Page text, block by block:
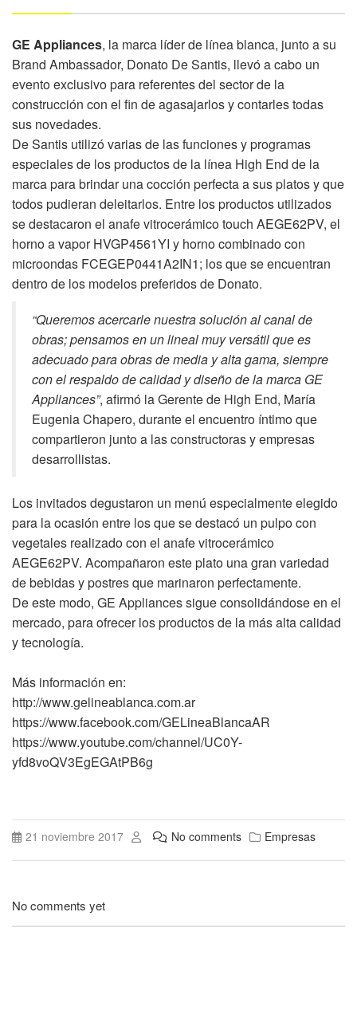
GE Appliances, la marca líder de línea blanca, junto a su
Brand Ambassador, Donato De Santis, llevó a cabo un
evento exclusivo para referentes del sector de la
construcción con el fin de agasajarlos y contarles todas
sus novedades.
De Santis utilizó varias de las funciones y programas
especiales de los productos de la línea High End de la
marca para brindar una cocción perfecta a sus platos y que
todos pudieran deleitarlos. Entre los productos utilizados
se destacaron el anafe vitrocerámico touch AEGE62PV, el
horno a vapor HVGP4561YI y horno combinado con
microondas FCEGEP0441A2IN1; los que se encuentran
dentro de los modelos preferidos de Donato.
“Queremos acercarle nuestra solución al canal de
obras; pensamos en un lineal muy versátil que es
adecuado para obras de media y alta gama, siempre
con el respaldo de calidad y diseño de la marca GE
Appliances”, afirmó la Gerente de High End, María
Eugenia Chapero, durante el encuentro íntimo que
compartieron junto a las constructoras y empresas
desarrollistas.
Los invitados degustaron un menú especialmente elegido
para la ocasión entre los que se destacó un pulpo con
vegetales realizado con el anafe vitrocerámico
AEGE62PV. Acompañaron este plato una gran variedad
de bebidas y postres que marinaron perfectamente.
De este modo, GE Appliances sigue consolidándose en el
mercado, para ofrecer los productos de la más alta calidad
y tecnología.
Más información en:
http://www.gelineablanca.com.ar
https://www.facebook.com/GELineaBlancaAR
https://www.youtube.com/channel/UC0Y-
yfd8voQV3EgEGAtPB6g
21 noviembre 2017 No comments Empresas
No comments yet